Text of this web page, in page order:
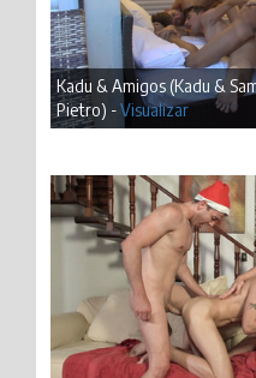
Kadu & Amigos (Kadu &
Pietro) -Visualizar